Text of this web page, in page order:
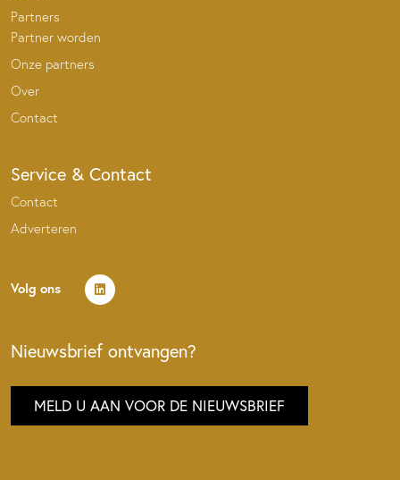
Partners
Partner worden
Onze partners
Over
Contact
Service & Contact
Contact
Adverteren
Volg ons
Nieuwsbrief ontvangen?
MELD U AAN VOOR DE NIEUWSBRIEF